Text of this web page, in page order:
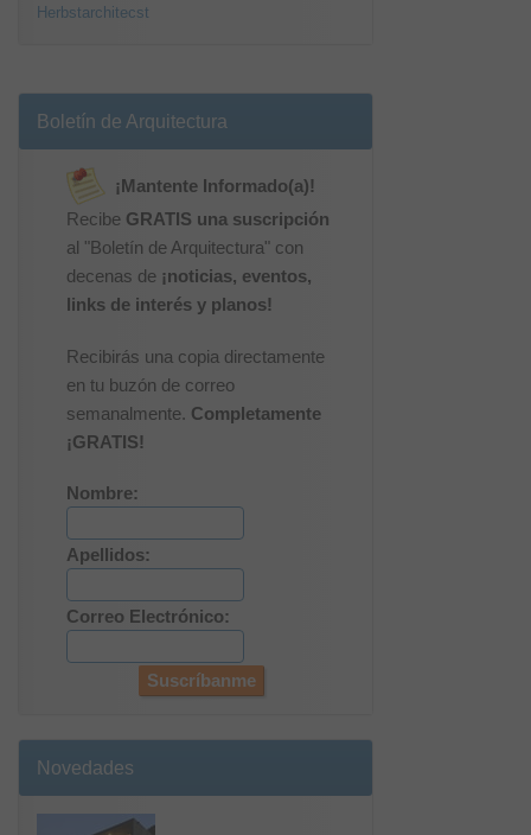
Herbstarchitecst
Boletín de Arquitectura
¡Mantente Informado(a)!
Recibe GRATIS una suscripción
al "Boletín de Arquitectura" con
decenas de ¡noticias, eventos,
links de interés y planos!
Recibirás una copia directamente
en tu buzón de correo
semanalmente. Completamente
¡GRATIS!
Nombre:
Apellidos:
Correo Electrónico:
Novedades